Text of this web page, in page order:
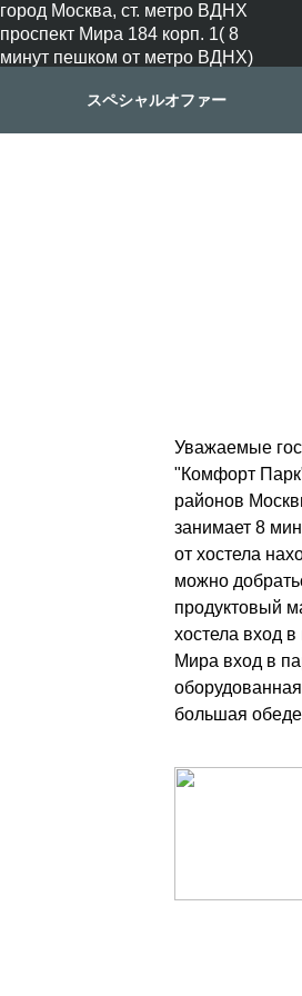
город Москва, ст. метро ВДНХ
проспект Мира 184 корп. 1( 8
минут пешком от метро ВДНХ)
スペシャルオファー
Уважаемые
"Комфорт
районов
занимает 8
от хостела
можно
продуктовый
хостела вход
Мира вход в
большая